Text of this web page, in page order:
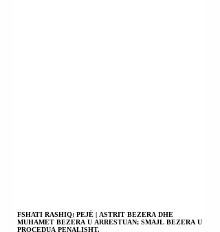
FSHATI RASHIQ; PEJË | ASTRIT BEZERA DHE
MUHAMET BEZERA U ARRESTUAN; SMAJL BEZERA U
PROCEDUA PENALISHT.